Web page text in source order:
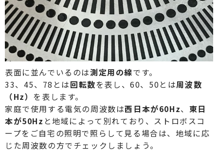
表面に並んでいるのは測定用の線です。
33、45、78とは回転数を表し、60、50とは周波数
（Hz） を表します。
家庭で使用する電気の周波数は西日本が60Hz、 東日
本が50Hz と地域によって別れており、ストロボスコ
ープをご自宅の照明で照らして見る場合は、地域に応
じた周波数の方でチェックしましょう。